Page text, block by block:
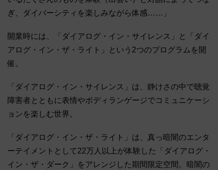
ぎ、ダイバーシティを楽しみながら体感……」
開業時には、「ダイアログ・イン・サイレンス」と「ダイ
アログ・イン・ザ・ライト」という2つのプログラムを開
催。
「ダイアログ・イン・サイレンス」は、静けさの中で聴覚
障害者とともに表情やボディランゲージでコミュニケーシ
ョンを楽しむ世界。
「ダイアログ・イン・ザ・ライト」は、真っ暗闇のエンタ
ーテイメントとして22万人以上が体験した「ダイアログ・
イン・ザ・ダーク」をアレンジした期間限定空間。暗闇の